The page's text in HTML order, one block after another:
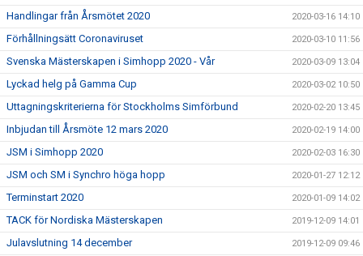
Handlingar från Årsmötet 2020 2020-03-16 14:10
Förhållningsätt Coronaviruset 2020-03-10 11:56
Svenska Mästerskapen i Simhopp 2020 - Vår 2020-03-09 13:04
Lyckad helg på Gamma Cup 2020-03-02 10:50
Uttagningskriterierna för Stockholms Simförbund 2020-02-20 13:45
Inbjudan till Årsmöte 12 mars 2020 2020-02-19 14:00
JSM i Simhopp 2020 2020-02-03 16:30
JSM och SM i Synchro höga hopp 2020-01-27 12:12
Terminstart 2020 2020-01-09 14:02
TACK för Nordiska Mästerskapen 2019-12-09 14:01
Julavslutning 14 december 2019-12-09 09:46